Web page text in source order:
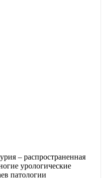
– распространенная
урологические
патологии